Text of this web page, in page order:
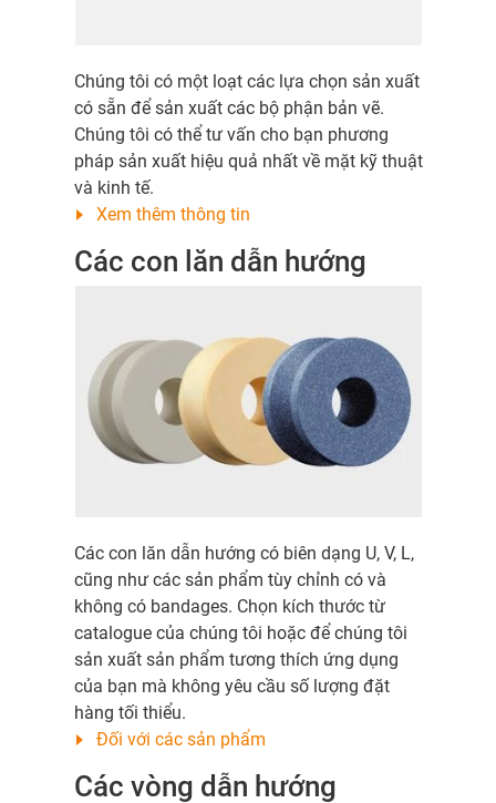
Chúng tôi có một loạt các lựa chọn sản xuất
có sẵn để sản xuất các bộ phận bản vẽ.
Chúng tôi có thể tư vấn cho bạn phương
pháp sản xuất hiệu quả nhất về mặt kỹ thuật
và kinh tế.
Xem thêm thông tin
Các con lăn dẫn hướng
Các con lăn dẫn hướng có biên dạng U, V, L,
cũng như các sản phẩm tùy chỉnh có và
không có bandages. Chọn kích thước từ
catalogue của chúng tôi hoặc để chúng tôi
sản xuất sản phẩm tương thích ứng dụng
của bạn mà không yêu cầu số lượng đặt
hàng tối thiểu.
Đối với các sản phẩm
Các vòng dẫn hướng